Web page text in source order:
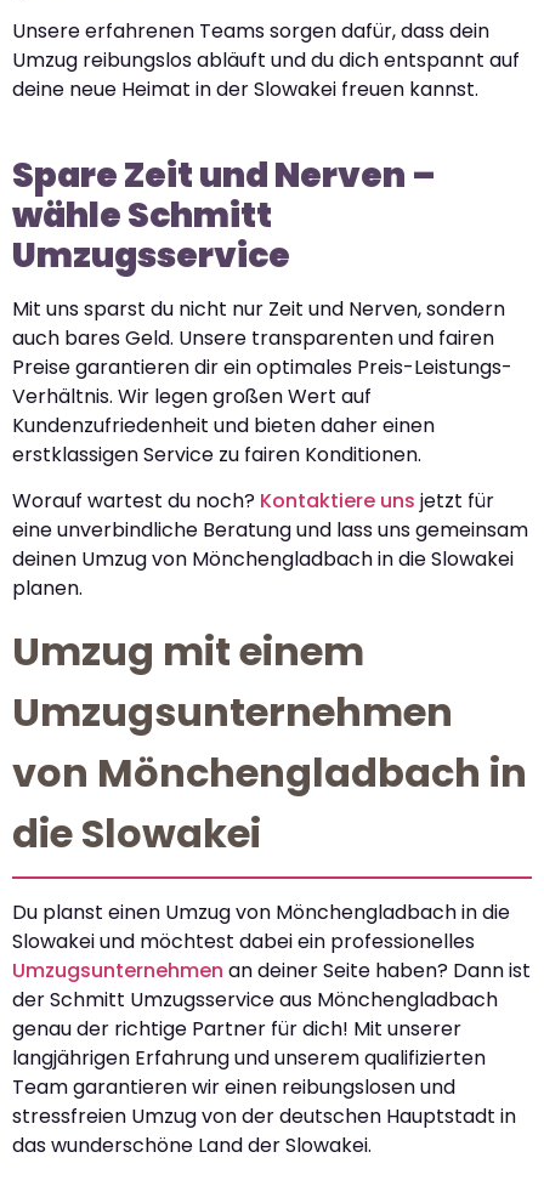
Unsere erfahrenen Teams sorgen dafür, dass dein
Umzug reibungslos abläuft und du dich entspannt auf
deine neue Heimat in der Slowakei freuen kannst.
Spare Zeit und Nerven –
wähle Schmitt
Umzugsservice
Mit uns sparst du nicht nur Zeit und Nerven, sondern
auch bares Geld. Unsere transparenten und fairen
Preise garantieren dir ein optimales Preis-Leistungs-
Verhältnis. Wir legen großen Wert auf
Kundenzufriedenheit und bieten daher einen
erstklassigen Service zu fairen Konditionen.
Worauf wartest du noch? Kontaktiere uns jetzt für
eine unverbindliche Beratung und lass uns gemeinsam
deinen Umzug von Mönchengladbach in die Slowakei
planen.
Umzug mit einem
Umzugsunternehmen
von Mönchengladbach in
die Slowakei
Du planst einen Umzug von Mönchengladbach in die
Slowakei und möchtest dabei ein professionelles
Umzugsunternehmen an deiner Seite haben? Dann ist
der Schmitt Umzugsservice aus Mönchengladbach
genau der richtige Partner für dich! Mit unserer
langjährigen Erfahrung und unserem qualifizierten
Team garantieren wir einen reibungslosen und
stressfreien Umzug von der deutschen Hauptstadt in
das wunderschöne Land der Slowakei.